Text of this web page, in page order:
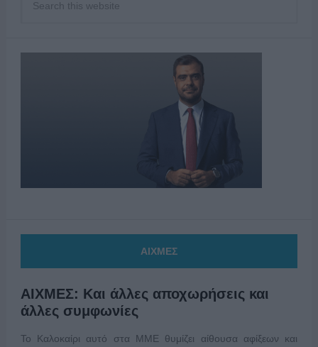
ΑΙΧΜΕΣ
ΑΙΧΜΕΣ: Και άλλες αποχωρήσεις και
άλλες συμφωνίες
Το Καλοκαίρι αυτό στα ΜΜΕ θυμίζει αίθουσα αφίξεων και